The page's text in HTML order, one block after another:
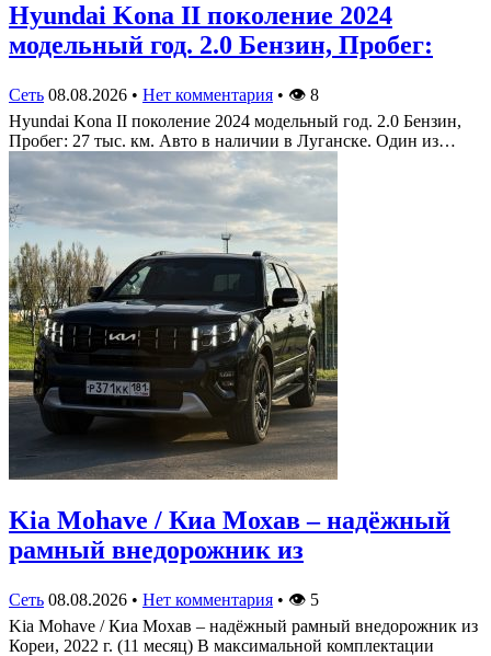
Hyundai Kona II поколение 2024
модельный год. 2.0 Бензин, Пробег:
Сеть 08.08.2026 • Нет комментария • 👁 8
Hyundai Kona II поколение 2024 модельный год. 2.0 Бензин,
Пробег: 27 тыс. км. Авто в наличии в Луганске. Один из…
Kia Mohave / Киа Мохав – надёжный
рамный внедорожник из
Сеть 08.08.2026 • Нет комментария • 👁 5
Kia Mohave / Киа Мохав – надёжный рамный внедорожник из
Кореи, 2022 г. (11 месяц) В максимальной комплектации